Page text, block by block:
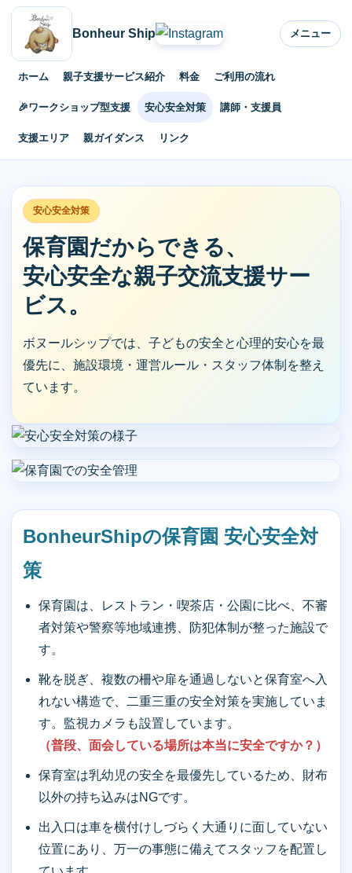
Bonheur Ship メニュー
ホーム 親子支援サービス紹介 料金 ご利用の流れ
🎉ワークショップ型支援 安心安全対策 講師・支援員
支援エリア 親ガイダンス リンク
安心安全対策
保育園だからできる、
安心安全な親子交流支援サー
ビス。
ボヌールシップでは、子どもの安全と心理的安心を最
優先に、施設環境・運営ルール・スタッフ体制を整え
ています。
BonheurShipの保育園 安心安全対
策
保育園は、レストラン・喫茶店・公園に比べ、不審
者対策や警察等地域連携、防犯体制が整った施設で
す。
靴を脱ぎ、複数の柵や扉を通過しないと保育室へ入
れない構造で、二重三重の安全対策を実施していま
す。監視カメラも設置しています。
（普段、面会している場所は本当に安全ですか？）
保育室は乳幼児の安全を最優先しているため、財布
以外の持ち込みはNGです。
出入口は車を横付けしづらく大通りに面していない
位置にあり、万一の事態に備えてスタッフを配置し